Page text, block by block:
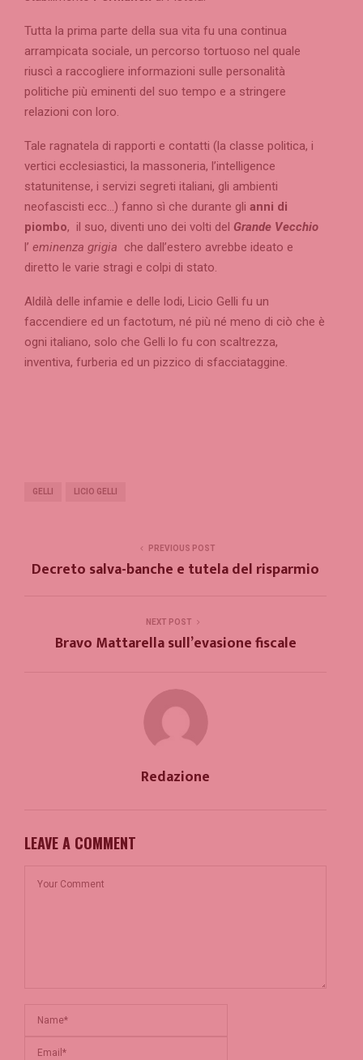
Tutta la prima parte della sua vita fu una continua
arrampicata sociale, un percorso tortuoso nel quale
riuscì a raccogliere informazioni sulle personalità
politiche più eminenti del suo tempo e a stringere
relazioni con loro.
Tale ragnatela di rapporti e contatti (la classe politica, i
vertici ecclesiastici, la massoneria, l’intelligence
statunitense, i servizi segreti italiani, gli ambienti
neofascisti ecc…) fanno sì che durante gli anni di
piombo, il suo, diventi uno dei volti del Grande Vecchio
l’ eminenza grigia che dall’estero avrebbe ideato e
diretto le varie stragi e colpi di stato.
Aldilà delle infamie e delle lodi, Licio Gelli fu un
faccendiere ed un factotum, né più né meno di ciò che è
ogni italiano, solo che Gelli lo fu con scaltrezza,
inventiva, furberia ed un pizzico di sfacciataggine.
GELLI LICIO GELLI
PREVIOUS POST
Decreto salva-banche e tutela del risparmio
NEXT POST
Bravo Mattarella sull’evasione fiscale
Redazione
LEAVE A COMMENT